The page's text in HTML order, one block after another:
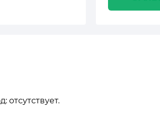
отсутствует.